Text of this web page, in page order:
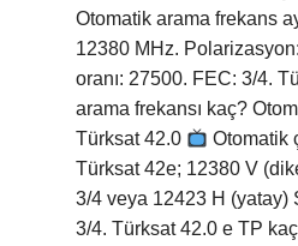
Otomatik arama frekans
12380 MHz.
oranı: 27500. FEC: 3/4.
arama frekansı kaç?
Türksat 42.0
Otomatik
Türksat 42e; 12380 V
3/4 veya 12423 H (yatay)
3/4. Türksat 42.0 e TP